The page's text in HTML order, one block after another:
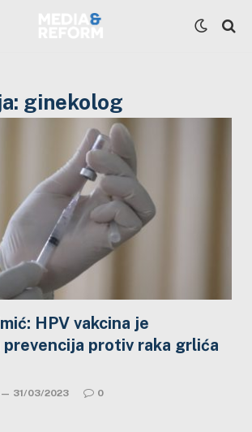
ginekolog
HPV vakcina je
protiv raka grlića
31/03/2023 0